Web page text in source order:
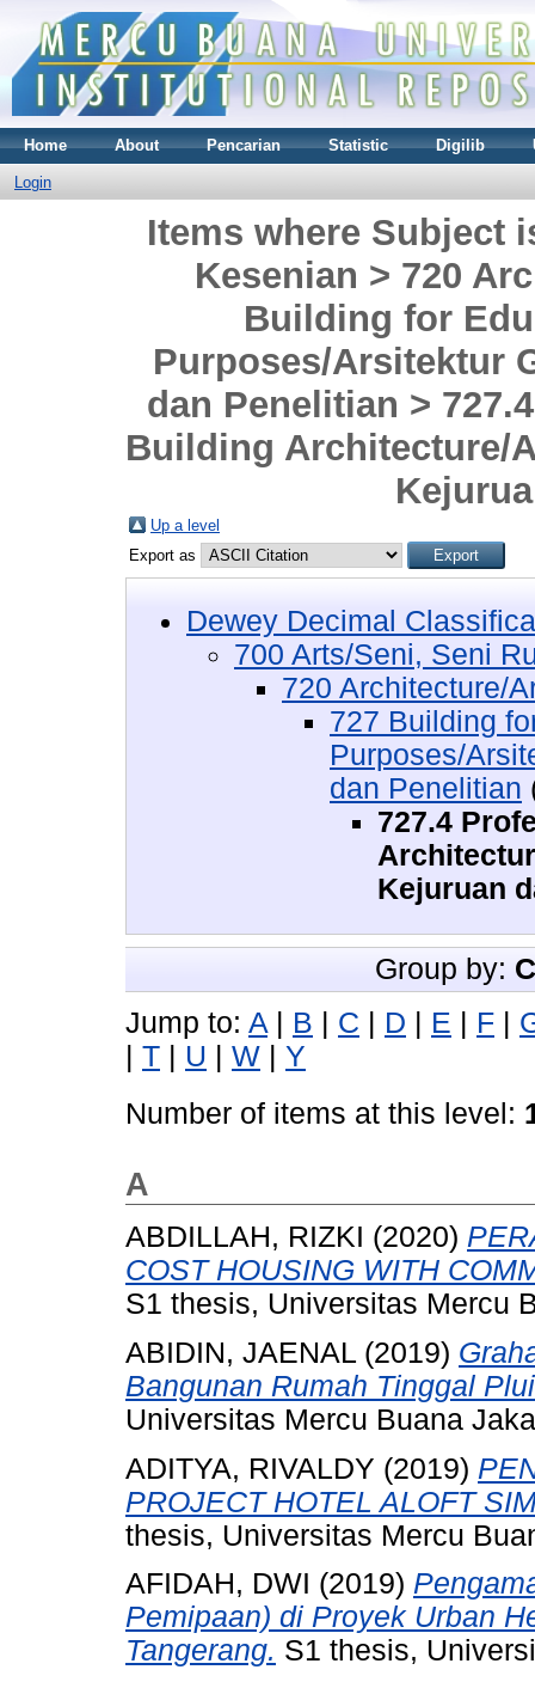
Home About Pencarian Statistic Digilib
Login
Items where Subject
Kesenian > 720
Building for
Purposes/Arsitektur
dan Penelitian >
Building Architecture/
Up a level
Export as
Dewey Decimal
700 Arts/Seni, Seni
720 Architecture/
727 Building
Purposes/
dan Penelitian
727.4
Kejuruan
Group by:
Jump to: A B C D E F
T U W
Y
Number of items at this level:
A
ABDILLAH, RIZKI (2020)
COST HOUSING WITH
S1 thesis, Universitas Mercu
ABIDIN, JAENAL (2019)
Bangunan Rumah Tinggal
Universitas Mercu Buana
ADITYA, RIVALDY (2019)
PROJECT HOTEL ALOFT
thesis, Universitas Mercu
AFIDAH, DWI (2019)
Pemipaan) di Proyek Urban
Tangerang. S1 thesis,